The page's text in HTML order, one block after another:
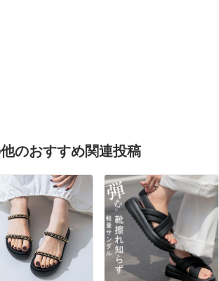
のおすすめ関連投稿